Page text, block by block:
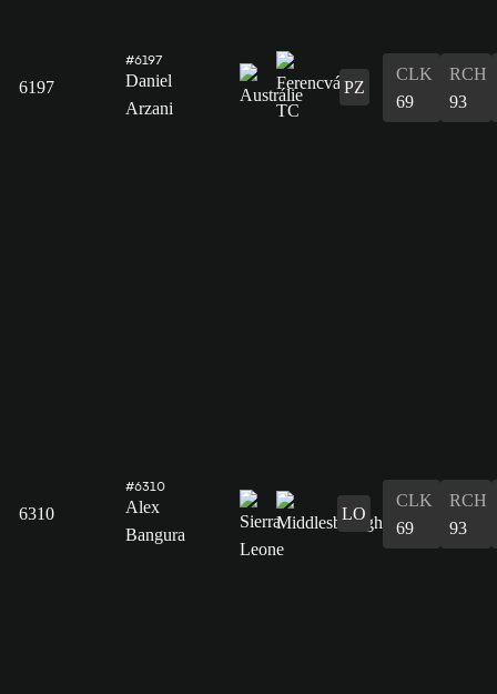
6197
#6197
Daniel
Arzani
PZ
CLK
69
RCH
93
6310
#6310
Alex
Bangura
LO
CLK
69
RCH
93